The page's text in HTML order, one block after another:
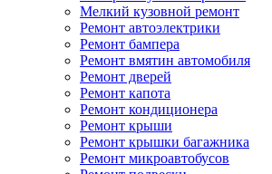
Мелкий кузовной ремонт
Ремонт автоэлектрики
Ремонт бампера
Ремонт вмятин автомобиля
Ремонт дверей
Ремонт капота
Ремонт кондиционера
Ремонт крыши
Ремонт крышки багажника
Ремонт микроавтобусов